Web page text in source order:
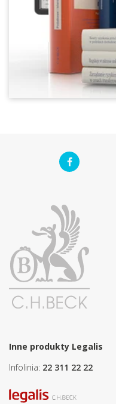
Inne produkty Legalis
Infolinia: 22 311 22 22